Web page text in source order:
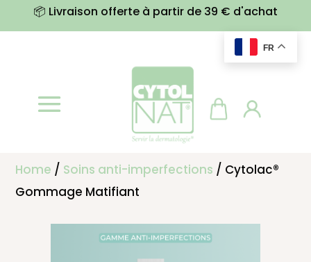
📦 Livraison offerte à partir de 39 € d'achat
Home / Soins anti-imperfections / Cytolac®
Gommage Matifiant
FR